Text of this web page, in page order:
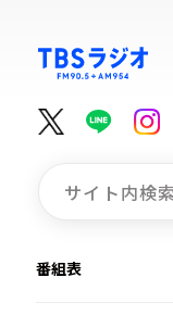
番組表